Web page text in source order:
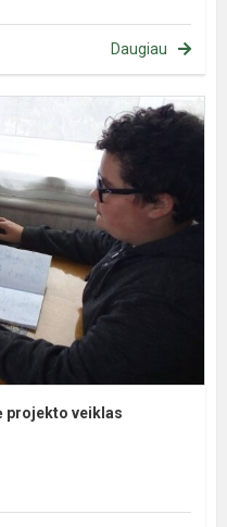
Daugiau
projekto veiklas